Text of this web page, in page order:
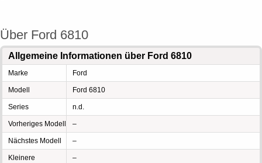
Über Ford 6810
Allgemeine Informationen über Ford 6810
Marke Ford
Modell Ford 6810
Series n.d.
Vorheriges Modell –
Nächstes Modell –
Kleinere –